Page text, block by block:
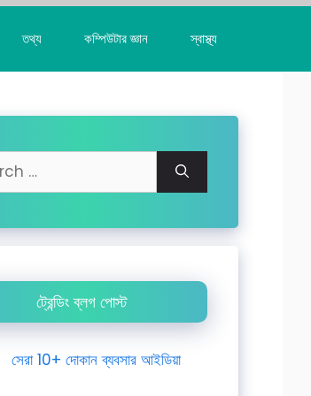
তথ্য কম্পিউটার জ্ঞান স্বাস্থ্য
ট্রেন্ডিং ব্লগ পোস্ট
সেরা 10+ দোকান ব্যবসার আইডিয়া